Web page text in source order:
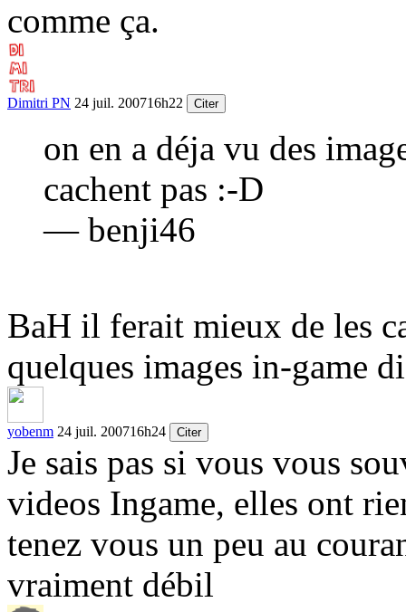
comme ça.
Dimitri PN 24 juil. 200716h22 Citer
on en a déja vu des
cachent pas :-D
— benji46
BaH il ferait mieux de les
quelques images in-game
yobenm 24 juil. 200716h24 Citer
Je sais pas si vous vous
videos Ingame, elles ont
tenez vous un peu au
vraiment débil